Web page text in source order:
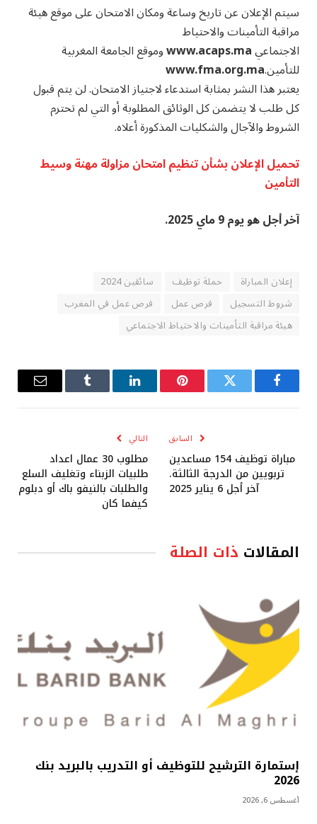
سيتم الإعلان عن تاريخ وساعة ومكان الامتحان على موقع هيئة
مراقبة التأمينات والاحتياط
الاجتماعيwww.acaps.maوموقع الجامعة المغربية
للتأمين.www.fma.org.ma
يعتبر هذا النشر بمثابة استدعاء لاجتياز الامتحان. لن يتم قبول
كل طلب لا يتضمن كل الوثائق المطلوبة أو التي لم تحترم
الشروط والآجال والشكليات المذكورة أعلاه.
تحميل الإعلان بشأن تنظيم امتحان مزاولة مهنة وسيط
التأمين
آخر أجل هو يوم 9 ماي 2025.
إعلان المباراة حملة توظيف
سائقين 2024
شروط التسجيل
فرص عمل
فرص عمل في المغرب
هيئة مراقبة التأمينات والاحتياط الاجتماعي
فيسبوك تويتر بينتيريستلينكدإن Tumblr
البريد
السابق
مباراة توظيف 154 مساعدين
تربويين من الدرجة الثالثة.
آخر أجل 6 يناير 2025
التالي
مطلوب 30 عمال اعداد
طلبيات الزبناء وتغليف السلع
والطلبات بالنيفو باك أو دبلوم
كيفما كان
المقالات ذات الصلة
إستمارة الترشيح للتوظيف أو التدريب بالبريد بنك
2026
أغسطس 6, 2026